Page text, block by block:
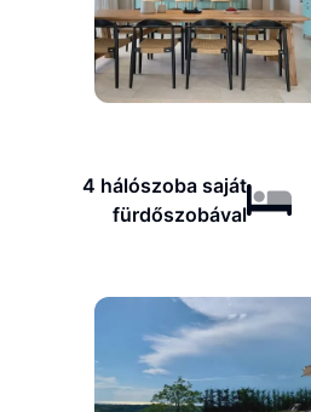
4 hálószoba saját
fürdőszobával